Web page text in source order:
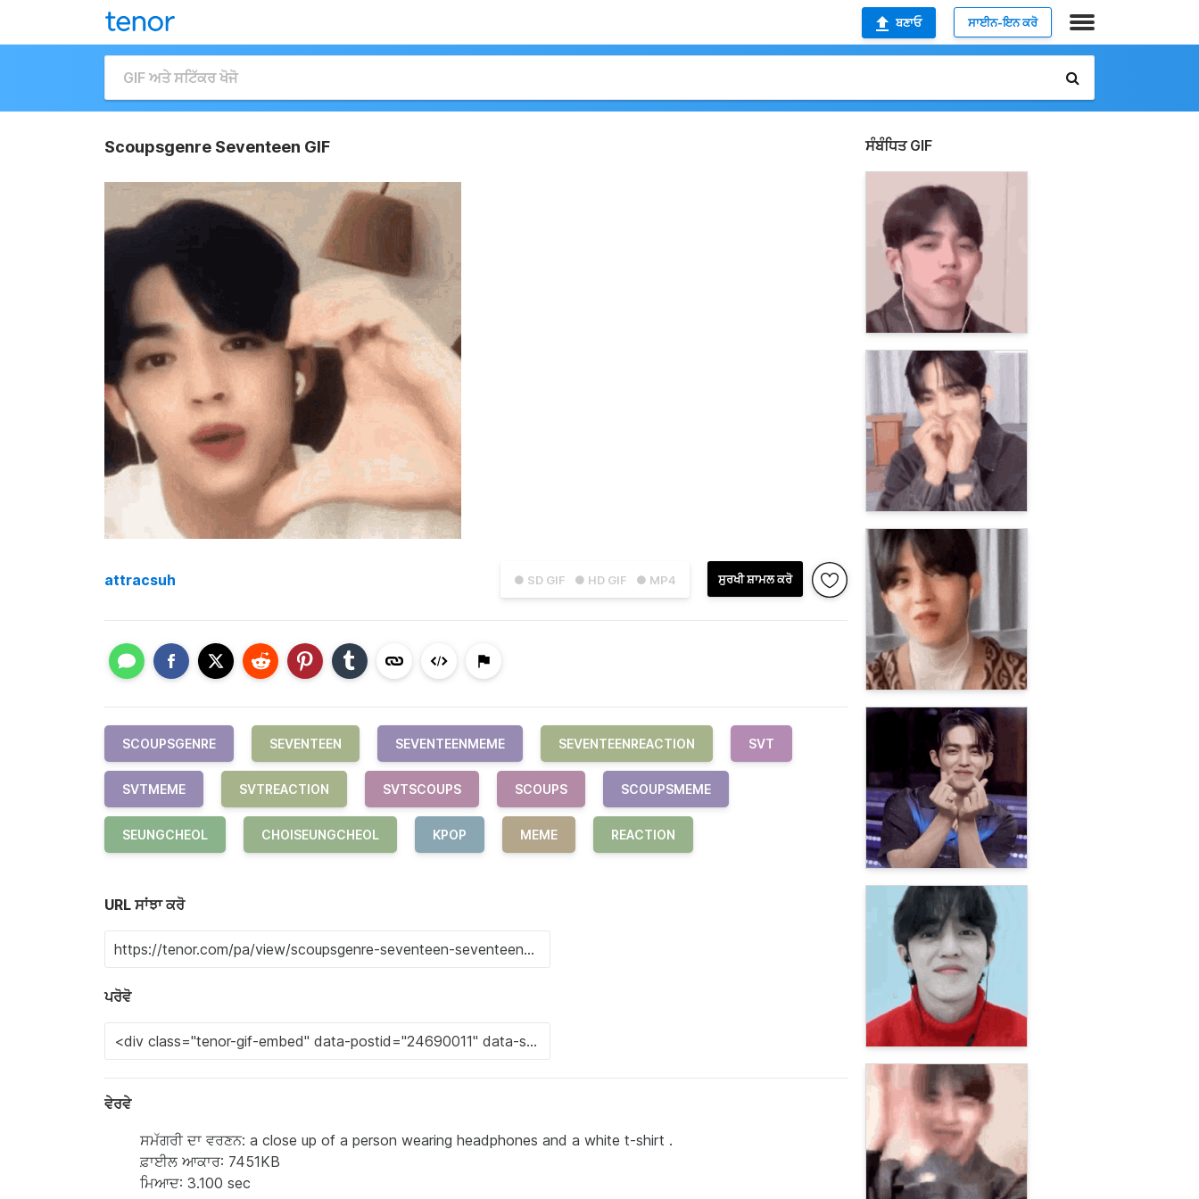
ਬਣਾਓ ਸਾਈਨ-ਇਨ ਕਰੋ
Scoupsgenre Seventeen GIF
● SD GIF ● HD GIF ● MP4 ਸੁਰਖੀ ਸ਼ਾਮਲ ਕਰੋ
attracsuh
SCOUPSGENRE SEVENTEEN SEVENTEENMEME SEVENTEENREACTION SVT
SVTMEME SVTREACTION SVTSCOUPS SCOUPS SCOUPSMEME
SEUNGCHEOL CHOISEUNGCHEOL KPOP MEME REACTION
URL ਸਾਂਝਾ ਕਰੋ
ਪਰੋਵੋ
ਵੇਰਵੇ
ਸਮੱਗਰੀ ਦਾ ਵਰਣਨ: a close up of a person wearing headphones and a white t-shirt .
ਫ਼ਾਈਲ ਆਕਾਰ: 7451KB
ਮਿਆਦ: 3.100 sec
ਸੰਬੰਧਿਤ GIF